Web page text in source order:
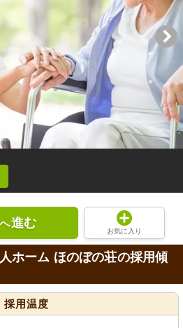
へ進む
お気に入り
ホーム ほのぼの荘の採用傾
採用温度